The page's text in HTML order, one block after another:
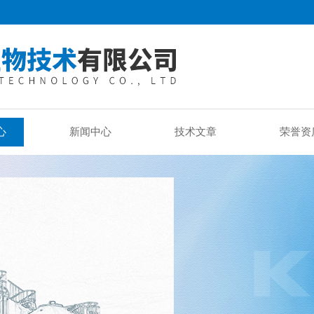
新闻中心 技术文章 荣誉资